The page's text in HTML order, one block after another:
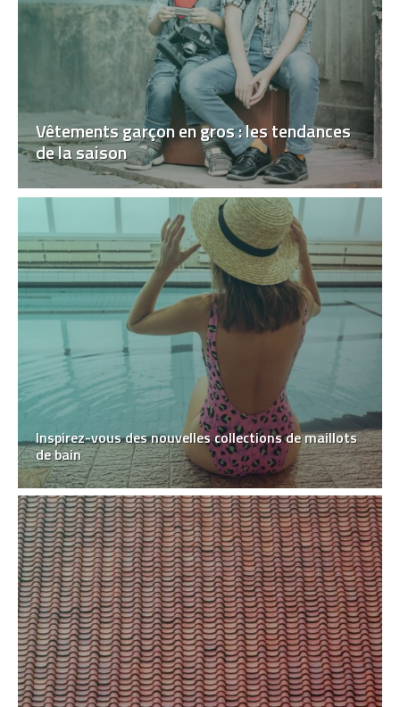
Vêtements garçon en gros : les tendances
de la saison
Inspirez-vous des nouvelles collections de maillots
de bain